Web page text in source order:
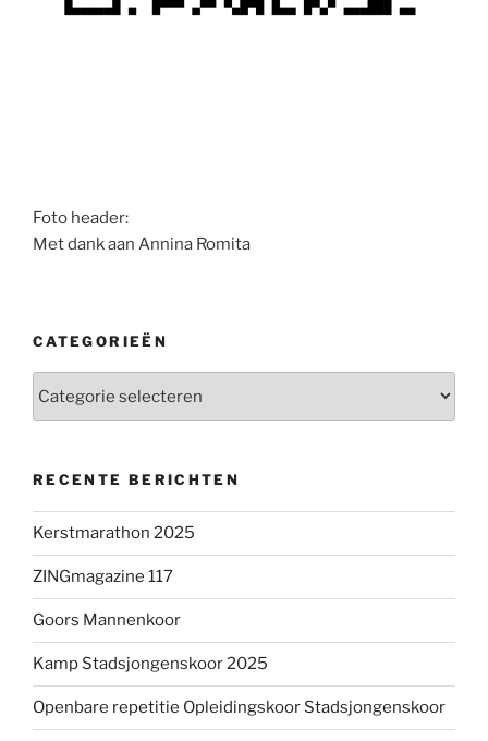
Foto header:
Met dank aan Annina Romita
CATEGORIEËN
RECENTE BERICHTEN
Kerstmarathon 2025
ZINGmagazine 117
Goors Mannenkoor
Kamp Stadsjongenskoor 2025
Openbare repetitie Opleidingskoor Stadsjongenskoor